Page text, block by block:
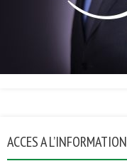
ACCES A L’INFORMATION